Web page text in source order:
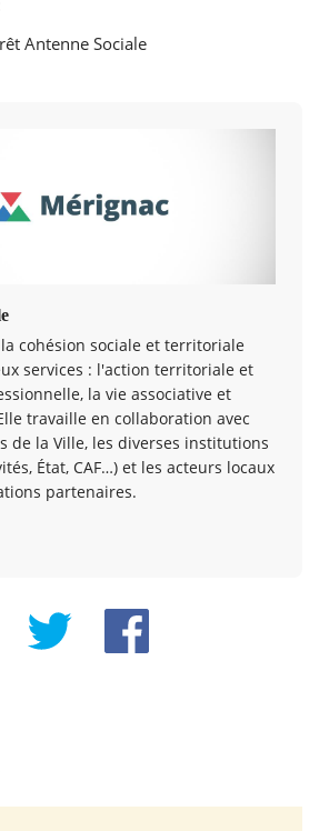
Antenne Sociale
cohésion sociale et territoriale
services : l'action territoriale et
la vie associative et
travaille en collaboration avec
de la Ville, les diverses institutions
État, CAF…) et les acteurs locaux
partenaires.